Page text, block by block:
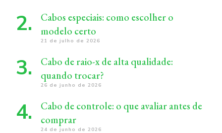
Cabos especiais: como escolher o
modelo certo
21 de julho de 2026
Cabo de raio-x de alta qualidade:
quando trocar?
26 de junho de 2026
Cabo de controle: o que avaliar antes de
comprar
24 de junho de 2026